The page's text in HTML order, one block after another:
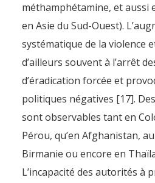
méthamphétamine, et aussi
en Asie du Sud-Ouest).
systématique de la violence
d’ailleurs souvent à l’arrêt
d’éradication forcée et
politiques négatives [17].
sont observables tant en
Pérou, qu’en Afghanistan,
Birmanie ou encore en
L’incapacité des autorités à